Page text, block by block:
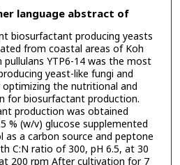
language abstract of
biosurfactant producing yeasts
from coastal areas of Koh
pullulans YTP6-14 was the most
yeast-like fungi and
the nutritional and
for biosurfactant production.
production was obtained
% (w/v) glucose supplemented
as a carbon source and peptone
C:N ratio of 300, pH 6.5, at 30
200 rpm After cultivation for 7